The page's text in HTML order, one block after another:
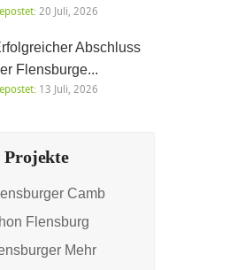
20 Juli, 2026
Abschluss
Flensburge...
13 Juli, 2026
Projekte
Camb
Flensburg
Mehr